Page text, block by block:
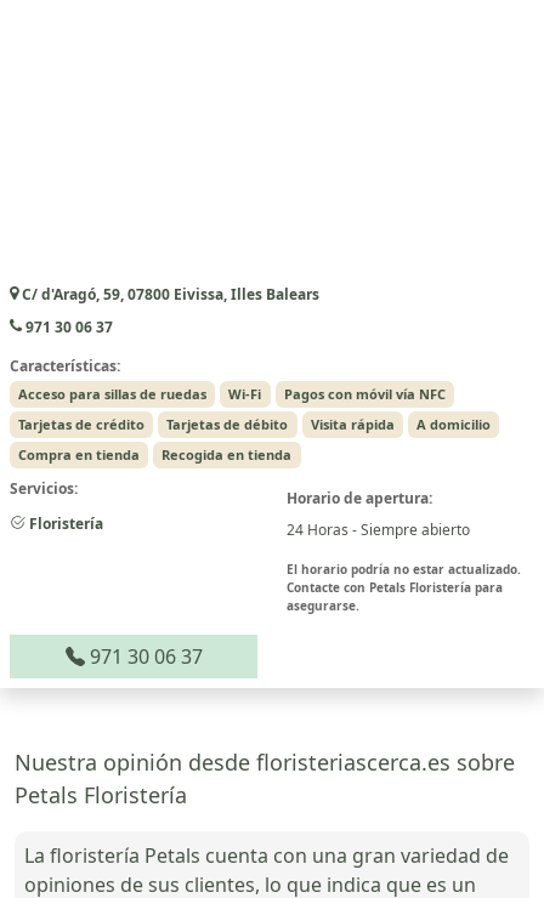
C/ d'Aragó, 59, 07800 Eivissa, Illes Balears
971 30 06 37
Características:
Acceso para sillas de ruedas Wi-Fi
Pagos con móvil vía NFC
Tarjetas de crédito
Tarjetas de débito Visita rápida
A domicilio
Compra en tienda
Recogida en tienda
Servicios:
Floristería
Horario de apertura:
24 Horas - Siempre abierto
El horario podría no estar actualizado.
Contacte con Petals Floristería para
asegurarse.
971 30 06 37
Nuestra opinión desde floristeriascerca.es sobre
Petals Floristería
La floristería Petals cuenta con una gran variedad de
opiniones de sus clientes, lo que indica que es un